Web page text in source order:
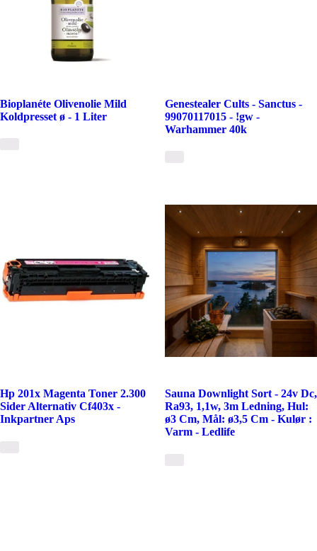
Bioplanéte Olivenolie Mild
Koldpresset ø - 1 Liter
Genestealer Cults - Sanctus -
99070117015 - !gw -
Warhammer 40k
Hp 201x Magenta Toner 2.300
Sider Alternativ Cf403x -
Inkpartner Aps
Sauna Downlight Sort - 24v Dc,
Ra93, 1,1w, 3m Ledning, Hul:
ø3 Cm, Mål: ø3,5 Cm - Kulør :
Varm - Ledlife